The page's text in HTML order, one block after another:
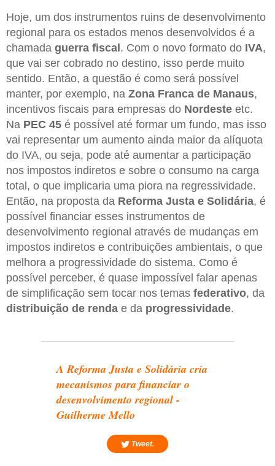
Hoje, um dos instrumentos ruins de desenvolvimento
regional para os estados menos desenvolvidos é a
chamada guerra fiscal. Com o novo formato do IVA,
que vai ser cobrado no destino, isso perde muito
sentido. Então, a questão é como será possível
manter, por exemplo, na Zona Franca de Manaus,
incentivos fiscais para empresas do Nordeste etc.
Na PEC 45 é possível até formar um fundo, mas isso
vai representar um aumento ainda maior da alíquota
do IVA, ou seja, pode até aumentar a participação
nos impostos indiretos e sobre o consumo na carga
total, o que implicaria uma piora na regressividade.
Então, na proposta da Reforma Justa e Solidária, é
possível financiar esses instrumentos de
desenvolvimento regional através de mudanças em
impostos indiretos e contribuições ambientais, o que
melhora a progressividade do sistema. Como é
possível perceber, é quase impossível falar apenas
de simplificação sem tocar nos temas federativo, da
distribuição de renda e da progressividade.
A Reforma Justa e Solidária cria
mecanismos para financiar o
desenvolvimento regional -
Guilherme Mello
Tweet.